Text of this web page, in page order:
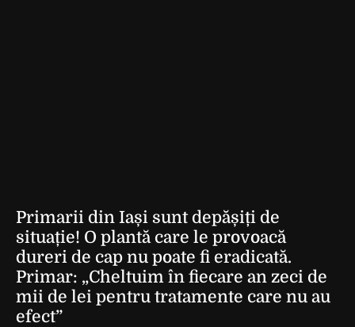
Primarii din Iași sunt depășiți de
situație! O plantă care le provoacă
dureri de cap nu poate fi eradicată.
Primar: „Cheltuim în fiecare an zeci de
mii de lei pentru tratamente care nu au
efect”